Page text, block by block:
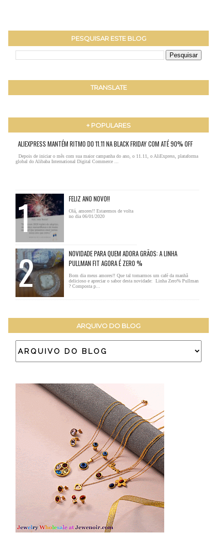
PESQUISAR ESTE BLOG
TRANSLATE
+ POPULARES
ALIEXPRESS MANTÉM RITMO DO 11.11 NA BLACK FRIDAY COM ATÉ 90% OFF
Depois de iniciar o mês com sua maior campanha do ano, o 11.11, o AliExpress, plataforma
global do Alibaba International Digital Commerce ...
FELIZ ANO NOVO!!
Olá, amores!! Estaremos de volta
no dia 06/01/2020
NOVIDADE PARA QUEM ADORA GRÃOS: A LINHA
PULLMAN FIT AGORA É ZERO %
Bom dia meus amores!! Que tal tomarmos um café da manhã
delicioso e apreciar o sabor desta novidade: Linha Zero% Pullman
? Composta p...
ARQUIVO DO BLOG